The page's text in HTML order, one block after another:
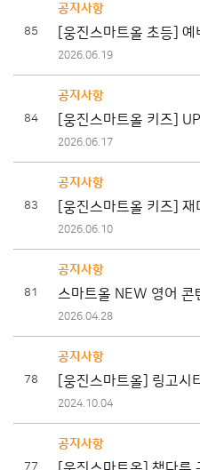
85
공지사항
[웅진스마트올 초등]
2026.06.19
84
공지사항
[웅진스마트올 키즈]
2026.06.17
83
공지사항
[웅진스마트올 키즈]
2026.06.10
81
공지사항
스마트올 NEW 영어 콘
2026.04.28
78
공지사항
[웅진스마트올] 링고시
2024.10.04
77
공지사항